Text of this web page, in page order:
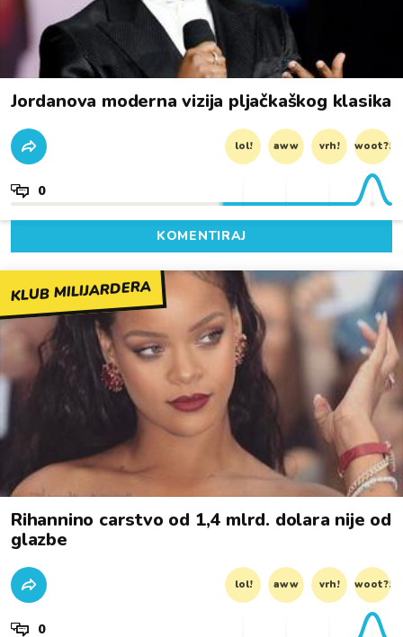
Jordanova moderna vizija pljačkaškog klasika
lol! aww vrh! woot?!
0
KOMENTIRAJ
KLUB MILIJARDERA
Rihannino carstvo od 1,4 mlrd. dolara nije od
glazbe
lol! aww vrh! woot?!
0